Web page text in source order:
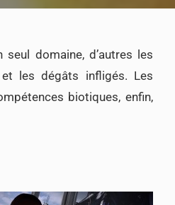
domaine, d’autres les
les dégâts infligés. Les
biotiques, enfin,